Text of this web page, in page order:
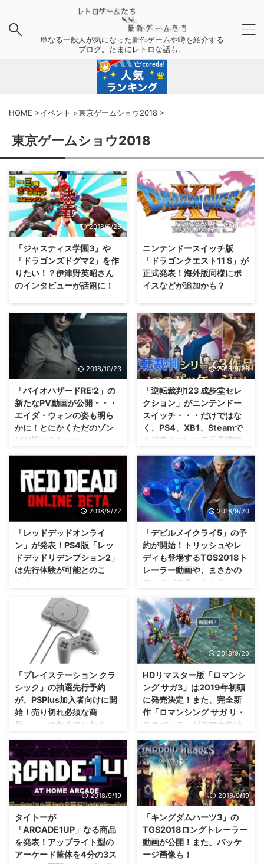
単なる一般人が気になった新作ゲームや噂を紹介する
ブログ。たまにレトロな話も。
HOME >イベント >東京ゲームショウ2018 >
東京ゲームショウ2018
2018/9/25
「ジャスティス学園3」や
「ドラゴンズドグマ2」を作
りたい！？伊津野英昭さん
のインタビューが話題に！
し、これも来る可能性はあるのか
な？ 大手海外メディアの
Eurogamerさんが、カプコンの伊
津野英昭さんにインタビュー。
その際に、「ジャスティス学園
3」や「ドラゴンズドグマ2」を
作りたいとコメントしていたみた
いですぜ( ´ ▽ ` ) さて、ファンの
声はカプコンさんに届くの
か・・・？ もし私が決められる
なら、今すぐにでもジャス学3を
作り始めます Eurogamerさんの
インタビュアーが、伊津野英昭さ
すね。 「レトロゲームをよく遊
ぶが、ジャスティス ...
2018/9/25
ニンテンドースイッチ版
「ドラゴンクエスト11 S」が
正式発表！海外版同様にボ
イスなどが追加かも？
たが、ついにニンテンドースイッ
チ版「ドラゴンクエスト11」が発
表されましたな( ´ ▽ ` ) ただ、ニ
ンテンドースイッチ版「ドラゴン
クエスト11」は 「ドラゴンクエ
スト11 S」 と、正式タイトルに
「S」が追加。 さて、この「S」
はなんのSなのかな？！ ニンテン
ドースイッチ版「ドラゴンクエス
ト11 S」が正式発表 PS4や3DS
版が発表されたときに、「発売さ
れるよ！」と任天堂さんからから
発表があったのにも関わらず、し
ばらーくスクエニさんから情報が
なかったニンテンドースイッチ ...
2018/10/23
「バイオハザードRE:2」の
新たなPV動画が公開・・・
エイダ・ウォンの姿も明ら
かに！とにかくただのゾン
ビが怖いみたいね・・・。
やっぱりエイダはミステリアスな
なりましたが(笑) 「バイオハザー
ドRE:2」の新たなPV動画が公開
されエイダ・ウォンの姿が登場し
ましたね！ また、メディアのプ
ビは怖いんだぞ！っていうことが
わかったのでご紹介(・∀・) 「バ
イオハザードRE:2」の新たなPV
動画・・・エイダ・ウォンの姿も
ードRE:2」の新たなPV動画がこ
ちら。 ちょっとグロいシーンも
ありますので、18歳未満の人と、
そういうのが弱い人は再生しない
ように（ ...
2018/9/23
「逆転裁判123 成歩堂セレ
クション」がニンテンドー
スイッチ・・・だけではな
く、PS4、XB1、Steamで
も発売！ついに任天堂機種
個人的にやりまくった作品ではあ
りますが・・・他機種にも展開さ
れるのは嬉しいですね(笑) ニンテ
ンドー3DSで発売されていた「逆
転裁判123 成歩堂セレクション」
のみならず、PS4、XBOXONE、
Steamでも発売されることが発表
されました！ まあ、名作は何回
出てきてくれても、遊べる機種が
∀・) 「逆転裁判123 成歩堂セレ
クション」がPS4、XBOXONE、
ニンテンドースイッチ、Steamで
発売 カプコンさんの名作の一
つ、逆転裁判シリーズ。 その ...
2018/9/22
「レッドデッドオンライ
ン」が発表！PS4版「レッ
ドデッドリデンプション2」
は先行体験が可能とのこ
と！
高級馬とか、高級コテージとか買
えたりするのかな・・・(笑) 「レ
ッドデッドリデンプション2」が
2018年10月25日に発売されます
が、それをベースに作られる レ
ッドデッドオンライン が11月に
▽ ` ) 「レッドデッドオンライ
ン」が正式発表・・・11月からパ
ブリックベータのサービス開始
てことで、「レッドデッドオンラ
「レッドデッドオンライン」は、
「レッドデッドリデンプション
2」の世界をベースに作られるオ
ンラインサービスで、ゲームプレ
イや地理は ...
2018/9/20
「デビルメイクライ5」の予
約が開始！トリッシュやレ
ディも登場するTGS2018ト
レーラー動画や、まさかの
ロックバスターも！？
発売日が2019年3月8日に決定し
た「デビルメイクライ5」ですけ
れども、予約が開始となりまし
た。 発売される！？されな
い！？と散々話題になっていた今
作・・・相当待ちに待った人も多
ーラー動画も公開されていたの
で、併せてご紹介！ 「デビルメ
イクライ5」のTGS2018トレーラ
ー動画が公開・・・トリッシュや
トレーラー動画を。
https://youtu.be/5Rv1Ea5m4bI
今回は、ダンテとネロの2人のア
クションについて紹介され ...
2018/9/20
「プレイステーション クラ
シック」の抽選先行予約
が、PSPlus加入者向けに開
始！売り切れ必須な商
品・・・になるのかな？
突如発表された「プレイステーシ
ョン クラシック」ですけれど
も、その抽選先行予約が、
PSPlus加入者向けに開始となり
ました！ 収録タイトルについて
は、まだすべてが発表されていま
なるであろう商品ですからね。
チャンスだと思うものは、利用し
ましょ( ´ ▽ ` ) 「プレイステーシ
ョン クラシック」の抽選先行予
2018/9/20
HDリマスター版「ロマンシ
ング サガ3」は2019年初頭
に発売決定！また、完全新
作「ロマンシング サガ リ・
ユニバース」がスマホ向け
ついに、ロマサガもスマホに来た
か・・・でも面白そうだな（ ・
∀・） HDリマスター版「ロマン
シング サガ3」の続報が公開され
ましたね、プラットフォームもほ
な。 また、完全新作となる「ロ
マンシング サガ リ・ユニバー
ス」がスマホ向けに配信されるそ
うですぜ！ HDリマスター版「ロ
2018/9/19
タイトーが
「ARCADE1UP」なる商品
を発表！アップライト型の
アーケード筐体を4分の3ス
2018/9/19
「キングダムハーツ3」の
TGS2018ロングトレーラー
動画が公開！また、パッケ
ージ画像も！